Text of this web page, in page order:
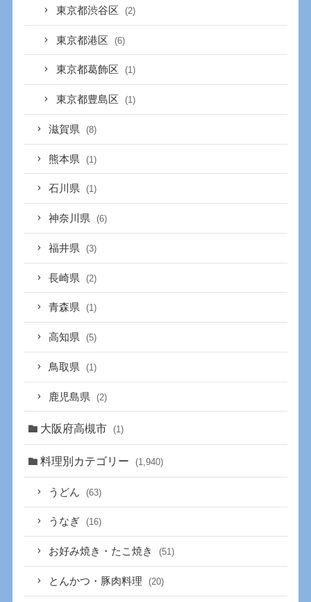
東京都渋谷区 (2)
東京都港区 (6)
東京都葛飾区 (1)
東京都豊島区 (1)
滋賀県 (8)
熊本県 (1)
石川県 (1)
神奈川県 (6)
福井県 (3)
長崎県 (2)
青森県 (1)
高知県 (5)
鳥取県 (1)
鹿児島県 (2)
大阪府高槻市 (1)
料理別カテゴリー (1,940)
うどん (63)
うなぎ (16)
お好み焼き・たこ焼き (51)
とんかつ・豚肉料理 (20)